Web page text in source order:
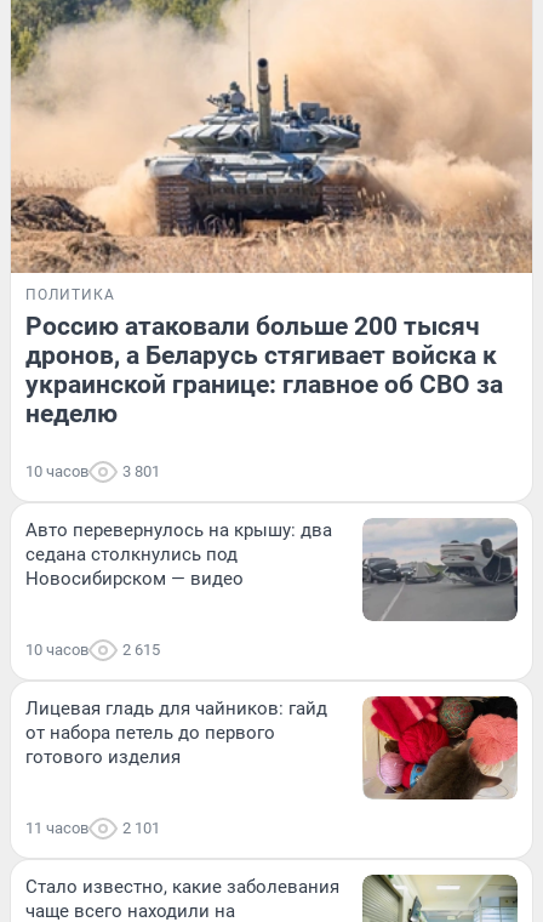
ПОЛИТИКА
Россию атаковали больше 200 тысяч
дронов, а Беларусь стягивает войска к
украинской границе: главное об СВО за
неделю
10 часов 3 801
Авто перевернулось на крышу: два
седана столкнулись под
Новосибирском — видео
10 часов 2 615
Лицевая гладь для чайников: гайд
от набора петель до первого
готового изделия
11 часов 2 101
Стало известно, какие заболевания
чаще всего находили на